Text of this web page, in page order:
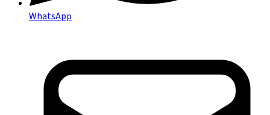
WhatsApp